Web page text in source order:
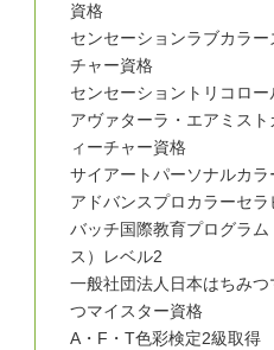
資格
センセーションラブカラ
チャー資格
センセーショントリコロ
アヴァターラ・エアミス
ィーチャー資格
サイアートパーソナルカ
アドバンスプロカラーセラ
バッチ国際教育プログラ
ス）レベル2
一般社団法人日本はちみ
つマイスター資格
A・F・T色彩検定2級取得